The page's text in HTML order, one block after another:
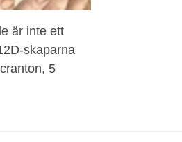
är inte ett
skaparna
5